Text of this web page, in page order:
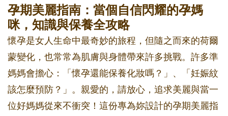
孕期美麗指南：當個自信閃耀的孕媽
咪，知識與保養全攻略
懷孕是女人生命中最奇妙的旅程，但隨之而來的荷爾
蒙變化，也常常為肌膚與身體帶來許多挑戰。許多準
媽媽會擔心：「懷孕還能保養化妝嗎？」、「妊娠紋
該怎麼預防？」。親愛的，請放心，追求美麗與當一
位好媽媽從來不衝突！這份專為妳設計的孕期美麗指